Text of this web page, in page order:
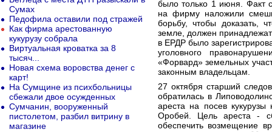
было только 1 июня. Факт
на фирму наложили
борьбу, чтобы доказать,
земле, должен
в ЕРДР было
уголовного
«Форвард» земельных
законным владельцам.
27 октября старший
обратилась в
ареста на посев
Оробей. Цель ареста -
обеспечить возмещение
Сумах
Педофила оставили под стражей
Как фирма арестованную
кукурузу собрала
Виртуальная кроватка за 8
тысяч...
Новая схема воровства денег с
карт!
На Сумщине из психбольницы
сбежали двое осужденных
Сумчанин, вооруженный
пистолетом, разбил витрину в
магазине